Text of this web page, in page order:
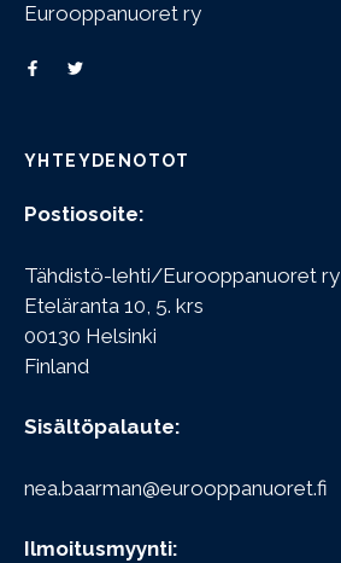
Eurooppanuoret ry
YHTEYDENOTOT
Postiosoite:
Tähdistö-lehti/Eurooppanuoret ry
Eteläranta 10, 5. krs
00130 Helsinki
Finland
Sisältöpalaute:
nea.baarman@eurooppanuoret.fi
Ilmoitusmyynti: